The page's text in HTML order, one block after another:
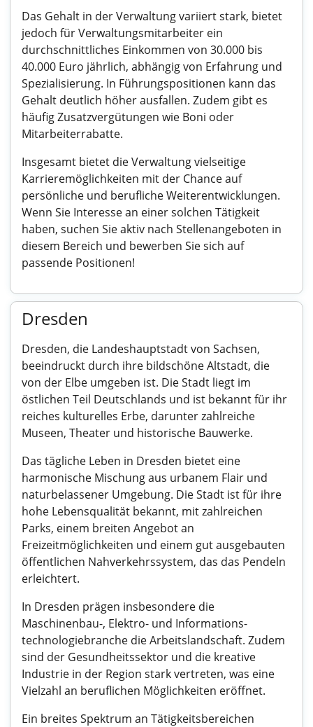
Das Gehalt in der Verwaltung variiert stark, bietet
jedoch für Verwaltungsmitarbeiter ein
durchschnittliches Einkommen von 30.000 bis
40.000 Euro jährlich, abhängig von Erfahrung und
Spezialisierung. In Führungspositionen kann das
Gehalt deutlich höher ausfallen. Zudem gibt es
häufig Zusatzvergütungen wie Boni oder
Mitarbeiterrabatte.
Insgesamt bietet die Verwaltung vielseitige
Karrieremöglichkeiten mit der Chance auf
persönliche und berufliche Weiterentwicklungen.
Wenn Sie Interesse an einer solchen Tätigkeit
haben, suchen Sie aktiv nach Stellenangeboten in
diesem Bereich und bewerben Sie sich auf
passende Positionen!
Dresden
Dresden, die Landeshauptstadt von Sachsen,
beeindruckt durch ihre bildschöne Altstadt, die
von der Elbe umgeben ist. Die Stadt liegt im
östlichen Teil Deutschlands und ist bekannt für ihr
reiches kulturelles Erbe, darunter zahlreiche
Museen, Theater und historische Bauwerke.
Das tägliche Leben in Dresden bietet eine
harmonische Mischung aus urbanem Flair und
naturbelassener Umgebung. Die Stadt ist für ihre
hohe Lebensqualität bekannt, mit zahlreichen
Parks, einem breiten Angebot an
Freizeitmöglichkeiten und einem gut ausgebauten
öffentlichen Nahverkehrssystem, das das Pendeln
erleichtert.
In Dresden prägen insbesondere die
Maschinenbau-, Elektro- und Informations-
technologiebranche die Arbeitslandschaft. Zudem
sind der Gesundheitssektor und die kreative
Industrie in der Region stark vertreten, was eine
Vielzahl an beruflichen Möglichkeiten eröffnet.
Ein breites Spektrum an Tätigkeitsbereichen